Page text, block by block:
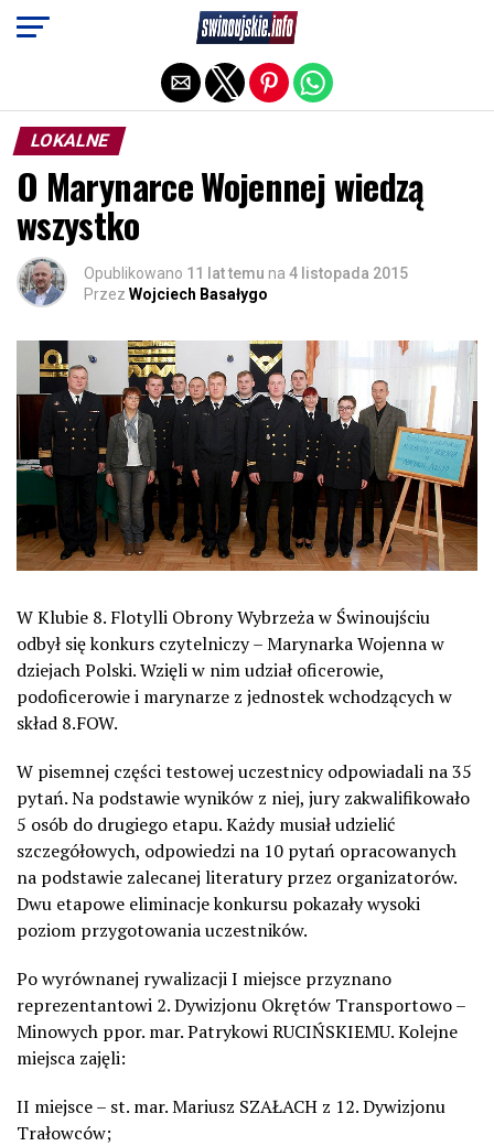
LOKALNE
O Marynarce Wojennej wiedzą
wszystko
Opublikowano 11 lat temu na 4 listopada 2015
Przez Wojciech Basałygo
W Klubie 8. Flotylli Obrony Wybrzeża w Świnoujściu
odbył się konkurs czytelniczy – Marynarka Wojenna w
dziejach Polski. Wzięli w nim udział oficerowie,
podoficerowie i marynarze z jednostek wchodzących w
skład 8.FOW.
W pisemnej części testowej uczestnicy odpowiadali na 35
pytań. Na podstawie wyników z niej, jury zakwalifikowało
5 osób do drugiego etapu. Każdy musiał udzielić
szczegółowych, odpowiedzi na 10 pytań opracowanych
na podstawie zalecanej literatury przez organizatorów.
Dwu etapowe eliminacje konkursu pokazały wysoki
poziom przygotowania uczestników.
Po wyrównanej rywalizacji I miejsce przyznano
reprezentantowi 2. Dywizjonu Okrętów Transportowo –
Minowych ppor. mar. Patrykowi RUCIŃSKIEMU. Kolejne
miejsca zajęli:
II miejsce – st. mar. Mariusz SZAŁACH z 12. Dywizjonu
Trałowców;
Exit mobile version